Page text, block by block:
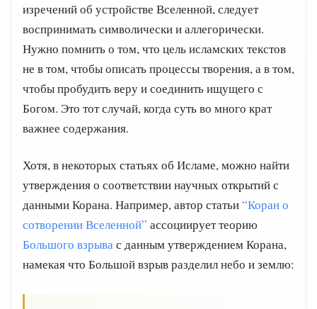
изречений об устройстве Вселенной, следует
воспринимать символически и аллегорически.
Нужно помнить о том, что цель исламских текстов
не в том, чтобы описать процессы творения, а в том,
чтобы пробудить веру и соединить ищущего с
Богом. Это тот случай, когда суть во много крат
важнее содержания.
Хотя, в некоторых статьях об Исламе, можно найти
утверждения о соответствии научных открытий с
данными Корана. Например, автор статьи“Коран о
сотворении Вселенной” ассоциирует теорию
Большого взрывас данным утверждением Корана,
намекая что Большой взрыв разделил небо и землю: